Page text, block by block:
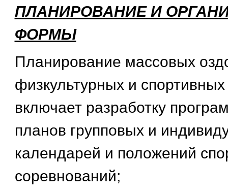
ПЛАНИРОВАНИЕ И
ФОРМЫ
Планирование массовых
физкультурных и
включает разработку
планов групповых и
календарей и положений
соревнований;